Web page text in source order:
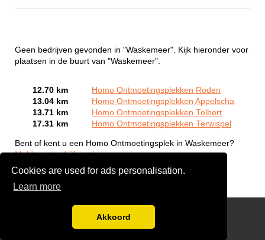
Cookies are used for ads personalisation.
Learn more
Akkoord
Geen bedrijven gevonden in "Waskemeer". Kijk hieronder voor
plaatsen in de buurt van "Waskemeer".
12.70 km
Homo Ontmoetingsplekken Roden
13.04 km
Homo Ontmoetingsplekken Appelscha
13.71 km
Homo Ontmoetingsplekken Tolbert
17.31 km
Homo Ontmoetingsplekken Terwispel
Bent of kent u een Homo Ontmoetingsplek in Waskemeer?
Meld een bedrijf gratis aan